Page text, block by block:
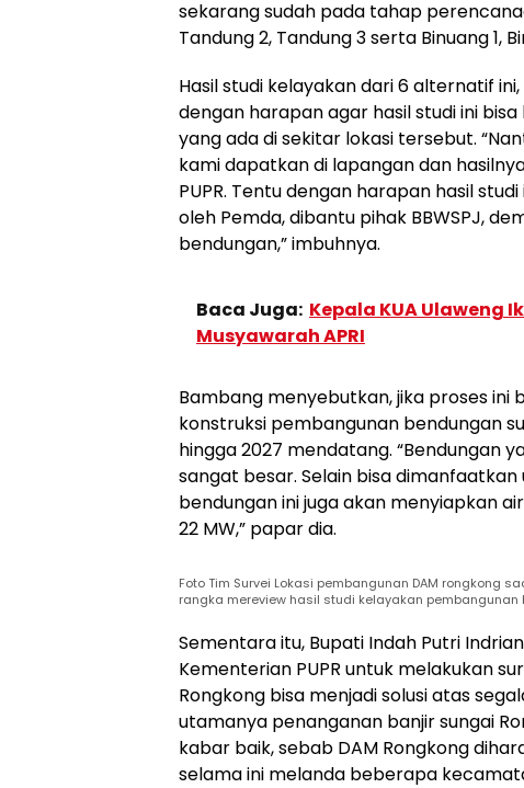
sekarang sudah pada tahap
Tandung 2, Tandung 3 serta Binuang 1,
Hasil studi kelayakan dari 6 alternatif
dengan harapan agar hasil studi ini
yang ada di sekitar lokasi tersebut.
kami dapatkan di lapangan dan
PUPR. Tentu dengan harapan hasil
oleh Pemda, dibantu pihak BBWSPJ,
bendungan,” imbuhnya.
Baca Juga: Kepala KUA Ulaweng
Musyawarah APRI
Bambang menyebutkan, jika proses
konstruksi pembangunan bendungan
hingga 2027 mendatang. “Bendungan
sangat besar. Selain bisa
bendungan ini juga akan menyiapkan
22 MW,” papar dia.
Foto Tim Survei Lokasi pembangunan DAM rongkong
rangka mereview hasil studi kelayakan
Sementara itu, Bupati Indah Putri
Kementerian PUPR untuk melakukan
Rongkong bisa menjadi solusi atas
utamanya penanganan banjir sungai
kabar baik, sebab DAM Rongkong
selama ini melanda beberapa